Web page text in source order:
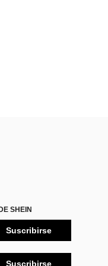
SHEIN
Suscribirse
Suscribirse